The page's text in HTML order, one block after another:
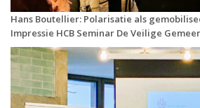
Hans Boutellier: Polarisatie als
Impressie HCB Seminar De Veilige